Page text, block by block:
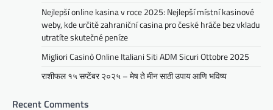
Nejlepší online kasina v roce 2025: Nejlepší místní kasinové
weby, kde určitě zahraniční casina pro české hráče bez vkladu
utratíte skutečné peníze
Migliori Casinò Online Italiani Siti ADM Sicuri Ottobre 2025
राशीफल १५ सप्टेंबर २०२५ – मेष ते मीन साठी उपाय आणि भविष्य
Recent Comments